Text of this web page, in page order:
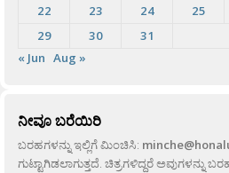
22
23 24 25
29
30
31
« Jun Aug »
ನೀವೂ ಬರೆಯಿರಿ
ಬರಹಗಳನ್ನು ಇಲ್ಲಿಗೆ ಮಿಂಚಿಸಿ:
ಗುಟ್ಟಾಗಿಡಲಾಗುತ್ತದೆ. ಚಿತ್ರಗಳಿದ್ದರೆ